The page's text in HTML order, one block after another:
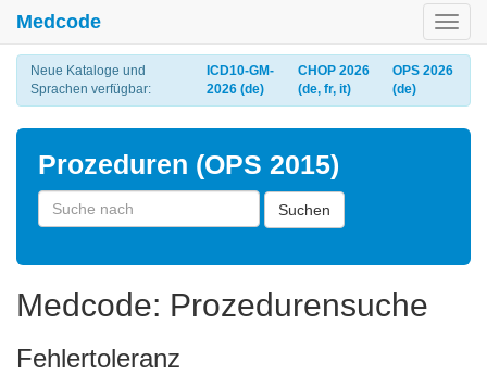
Medcode
Neue Kataloge und
Sprachen verfügbar:
ICD10-GM-
2026 (de)
CHOP 2026
(de, fr, it)
OPS 2026
(de)
Prozeduren (OPS 2015)
Suchen
Medcode: Prozedurensuche
Fehlertoleranz